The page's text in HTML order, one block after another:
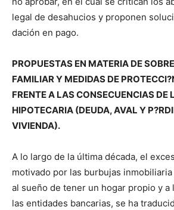
legal de desahucios y proponen
dación en pago.
PROPUESTAS EN MATERIA DE
FAMILIAR Y MEDIDAS DE
FRENTE A LAS CONSECUENCIAS DE
HIPOTECARIA (DEUDA, AVAL Y
VIVIENDA).
A lo largo de la última década, el
motivado por las burbujas
al sueño de tener un hogar propio y a
las entidades bancarias, se ha